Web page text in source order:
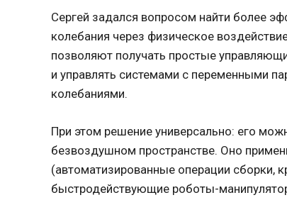
Сергей задался вопросом найти более
колебания через физическое
позволяют получать простые
и управлять системами с переменными
колебаниями.
При этом решение универсально: его
безвоздушном пространстве. Оно
(автоматизированные операции сборки,
быстродействующие роботы-